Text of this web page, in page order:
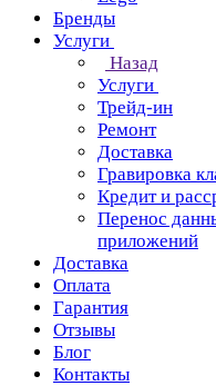
Бренды
Услуги
Назад
Услуги
Трейд-ин
Ремонт
Доставка
Гравировка
Кредит и
Перенос
приложений
Доставка
Оплата
Гарантия
Отзывы
Блог
Контакты